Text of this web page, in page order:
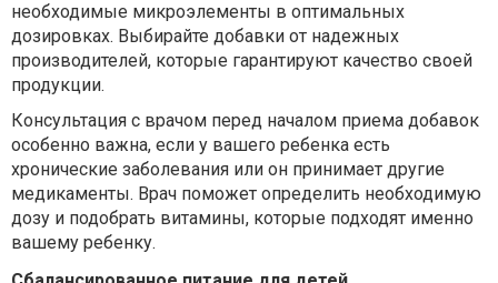
необходимые микроэлементы в оптимальных
дозировках. Выбирайте добавки от надежных
производителей, которые гарантируют качество своей
продукции.
Консультация с врачом перед началом приема добавок
особенно важна, если у вашего ребенка есть
хронические заболевания или он принимает другие
медикаменты. Врач поможет определить необходимую
дозу и подобрать витамины, которые подходят именно
вашему ребенку.